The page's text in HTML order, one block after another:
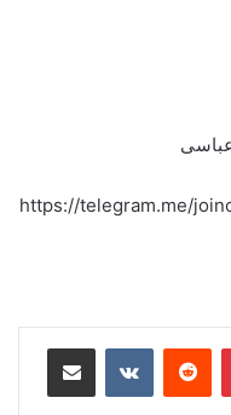
https://telegram.me/
‫پین‌ترست‫رددیت ‫VKontakteاشتراک گذاری از طریق ایمیل